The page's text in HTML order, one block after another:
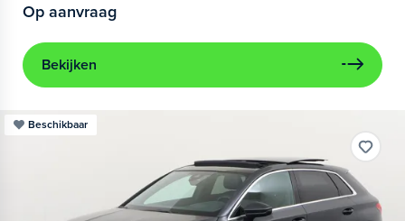
Op aanvraag
Bekijken
Beschikbaar